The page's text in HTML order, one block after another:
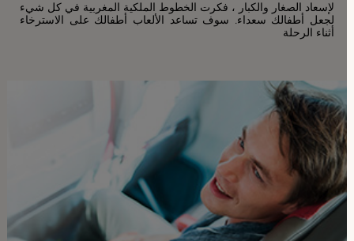
لإسعاد الصغار والكبار ، فكرت الخطوط الملكية المغربية في كل شيء
لجعل أطفالك سعداء. سوف تساعد الألعاب أطفالك على الاسترخاء
أثناء الرحلة